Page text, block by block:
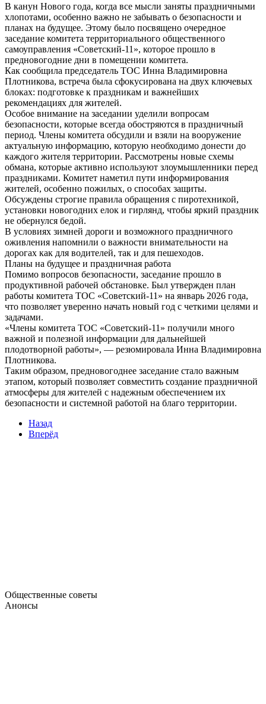
В канун Нового года, когда все мысли заняты праздничными
хлопотами, особенно важно не забывать о безопасности и
планах на будущее. Этому было посвящено очередное
заседание комитета территориального общественного
самоуправления «Советский-11», которое прошло в
предновогодние дни в помещении комитета.
Как сообщила председатель ТОС Инна Владимировна
Плотникова, встреча была сфокусирована на двух ключевых
блоках: подготовке к праздникам и важнейших
рекомендациях для жителей.
Особое внимание на заседании уделили вопросам
безопасности, которые всегда обостряются в праздничный
период. Члены комитета обсудили и взяли на вооружение
актуальную информацию, которую необходимо донести до
каждого жителя территории. Рассмотрены новые схемы
обмана, которые активно используют злоумышленники перед
праздниками. Комитет наметил пути информирования
жителей, особенно пожилых, о способах защиты.
Обсуждены строгие правила обращения с пиротехникой,
установки новогодних елок и гирлянд, чтобы яркий праздник
не обернулся бедой.
В условиях зимней дороги и возможного праздничного
оживления напомнили о важности внимательности на
дорогах как для водителей, так и для пешеходов.
Планы на будущее и праздничная работа
Помимо вопросов безопасности, заседание прошло в
продуктивной рабочей обстановке. Был утвержден план
работы комитета ТОС «Советский-11» на январь 2026 года,
что позволяет уверенно начать новый год с четкими целями и
задачами.
«Члены комитета ТОС «Советский-11» получили много
важной и полезной информации для дальнейшей
плодотворной работы», — резюмировала Инна Владимировна
Плотникова.
Таким образом, предновогоднее заседание стало важным
этапом, который позволяет совместить создание праздничной
атмосферы для жителей с надежным обеспечением их
безопасности и системной работой на благо территории.
Назад
Вперёд
Общественные советы
Анонсы